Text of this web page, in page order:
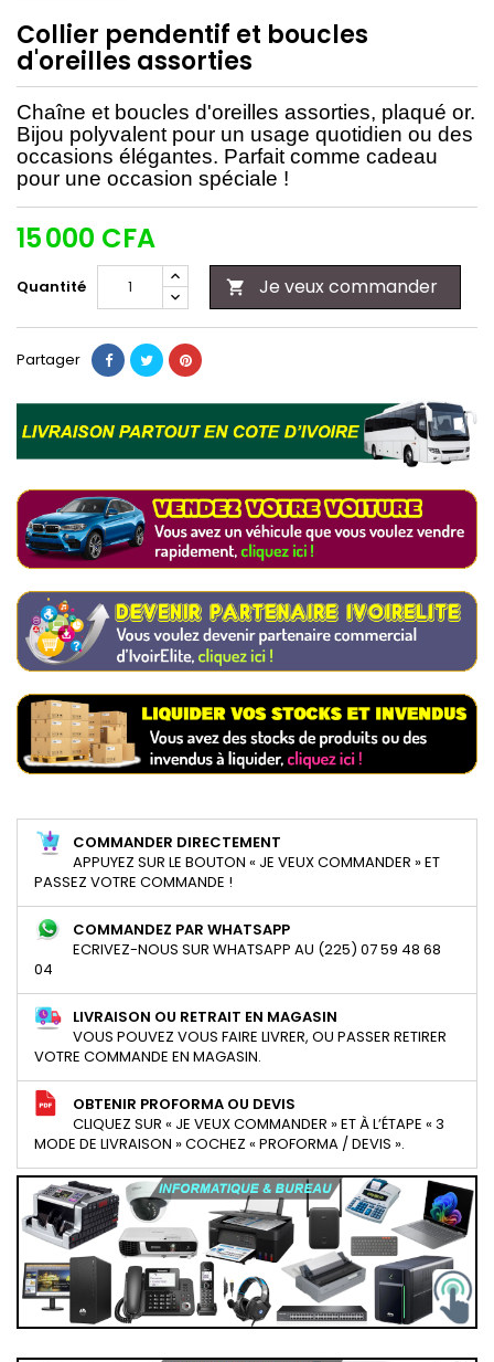
Collier pendentif et boucles
d'oreilles assorties
Chaîne et boucles d'oreilles assorties, plaqué or.
Bijou polyvalent pour un usage quotidien ou des
occasions élégantes. Parfait comme cadeau
pour une occasion spéciale !
15 000 CFA
Quantité  Je veux commander
Partager
COMMANDER DIRECTEMENT
APPUYEZ SUR LE BOUTON « JE VEUX COMMANDER » ET
PASSEZ VOTRE COMMANDE !
COMMANDEZ PAR WHATSAPP
ECRIVEZ-NOUS SUR WHATSAPP AU (225) 07 59 48 68
04
LIVRAISON OU RETRAIT EN MAGASIN
VOUS POUVEZ VOUS FAIRE LIVRER, OU PASSER RETIRER
VOTRE COMMANDE EN MAGASIN.
OBTENIR PROFORMA OU DEVIS
CLIQUEZ SUR « JE VEUX COMMANDER » ET À L’ÉTAPE « 3
MODE DE LIVRAISON » COCHEZ « PROFORMA / DEVIS ».